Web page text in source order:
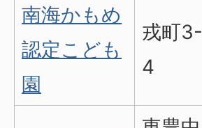
南海かもめ
認定こども
園
戎町3-
4